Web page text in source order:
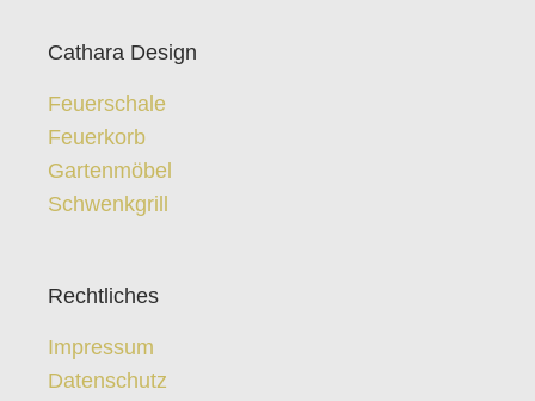
Cathara Design
Feuerschale
Feuerkorb
Gartenmöbel
Schwenkgrill
Rechtliches
Impressum
Datenschutz